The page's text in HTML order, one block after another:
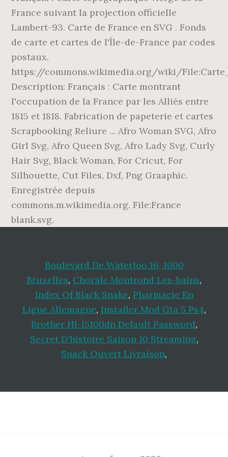
France suivant la projection officielle
Lambert-93. Carte de France en SVG . Fonds
de carte et cartes de l'Île-de-France par codes
postaux.
https://commons.wikimedia.org/wiki/
Description: Français : Carte montrant
l'occupation de la France par les Alliés entre
1815 et 1818. Fabrication de papeterie et cartes
Scrapbooking Reliure ... Afro Woman SVG, Afro
Girl Svg, Afro Queen Svg, Afro Lady Svg, Curly
Hair Svg, Black Woman, For Cricut, For
Silhouette, Cut Files, Dxf, Png Graaphic.
Enregistrée depuis
commons.m.wikimedia.org. File:France
blank.svg.
Boulevard De Waterloo 16, 1000
Bruxelles, Chorale Montrond Les-bains,
Index Of Black Snake, Pharmacie En
Ligne Allemagne, Installer Mod Gta 5 Ps4,
Brother Hl-l5100dn Default Password,
Secret D'histoire Saison 10 Streaming,
Snack Ouvert Livraison,